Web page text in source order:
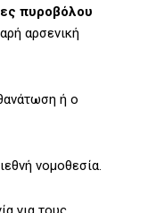
πυροβόλου
αρσενική
ή ο
νομοθεσία.